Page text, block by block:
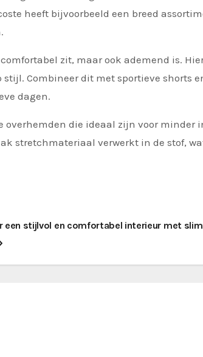
heeft bijvoorbeeld een breed
zit, maar ook ademend is.
Combineer dit met sportieve shorts
dagen.
overhemden die ideaal zijn voor minder
stretchmateriaal verwerkt in de stof,
een stijlvol en comfortabel interieur met